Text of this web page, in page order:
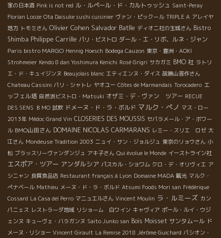
家の日本酒 Pink is not red ル・ルペール・ド・カルトゥッシュ Saint-Peray
Florian Looze Ota Daisuke sushi cuisinier ヴァン・ピックール TRIPLE A アレイヤ
地方 トモミさん Olivier Cohen Salvador Batlle ディオニ社の玉城さん Bistro
Shimba Philippe Carrille パリ・ビストロ ダール・エ・リボ、ルネ・ジャン
Paris bistro MARGO Hennig Hoesch Bodega Cauzon 東京・豊洲・AOKI
Strohmeier Kendo 8 dan Yoshimura Kenichi Rosé Grigri サカガミ BMO 社 ラトリ
エ・ド・キュイジンヌ Beaujolais blanc エティエンヌ・ダイス 故勝山晋作さん
Chateau Cassini パリ・シャトレ ヤオユー Côtes de Marmandais Torocadero エ
ッフェル塔 自然派ビストロ・Matsuki オザミ・デ・ヴァン ツアー RECUE
DES SENS ＢＭО 試飲 ドメーヌ・ド・ラ・ボルド マルク・ぺノ マス・ロー
2013年 Médoc Grand Vin CLOSERIES DES MOUSSIS セパラメール・ア・ボワー
ル BMO山田さん DOMAINE NICOLAS CARMARANS レミー・スリエ ロゼ 大
江さん Mondeuse Tradition 2003 ニュイ・サン・ジョルジュ 東京のリョウさん 小
松 ブラッスリーヴァンダンジュ アキ子さん Qui évolue le Monde イーストライン社
エスポア・ツアー アンダルシア パスカル・ショワム クロ・デ・オリヴィエ ア
シニャン 良質食品店 Restaurant français à Lyon Domaine MADA 観光 マルク・
ぺナベール Mathieu メーヌ・ド・ラ・ボルド Atsumi Foods Mori san Frédérique
Cossard La Casa del Perro マニュエルさん Vincent Moulin ラ・ルミーズ カン
パニェス レストラーダ地域 リショーム 白ワイン キャヴィア ポール・ルイ・ウジ
ェンヌ キューヴェ・バラガンヌ Saito Junko san Bois Moisset サンタムール ド
メーヌ・リショー Vincent Girault La Remise 2018 Jérôme Guichard パシオン・